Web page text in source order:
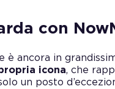
con
è ancora in
icona, che
un posto